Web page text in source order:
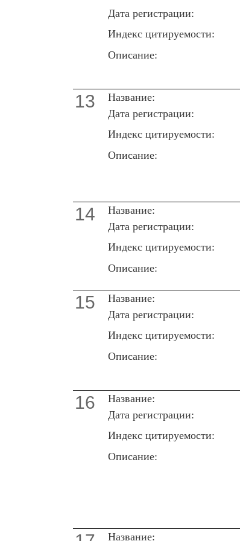
Дата регистрации:
Индекс цитируемости:
Описание:
13 Название:
Дата регистрации:
Индекс цитируемости:
Описание:
14 Название:
Дата регистрации:
Индекс цитируемости:
Описание:
15 Название:
Дата регистрации:
Индекс цитируемости:
Описание:
16 Название:
Дата регистрации:
Индекс цитируемости:
Описание:
Название: